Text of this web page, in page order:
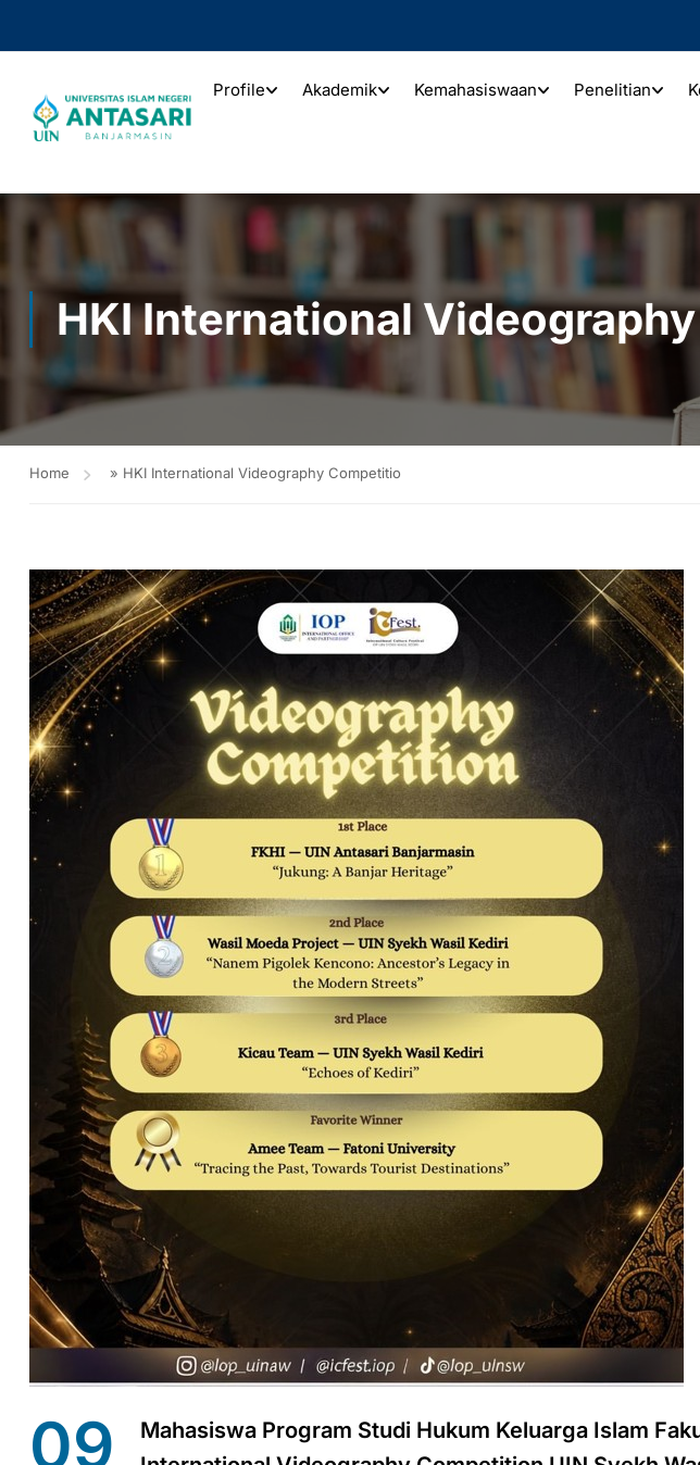
Profile Akademik Kemahasiswaan Penelitian
HKI International
Home » HKI International Videography Competitio
09
Mahasiswa Program Studi Hukum Keluarga Islam